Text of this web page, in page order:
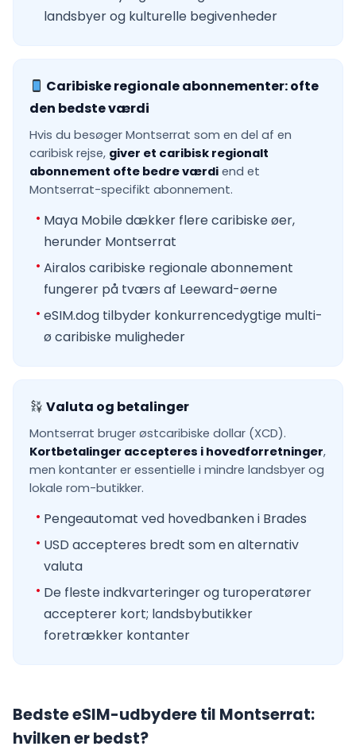
landsbyer og kulturelle begivenheder
Caribiske regionale abonnementer: ofte
den bedste værdi
Hvis du besøger Montserrat som en del af en
caribisk rejse, giver et caribisk regionalt
abonnement ofte bedre værdi end et
Montserrat-specifikt abonnement.
Maya Mobile dækker flere caribiske øer,
herunder Montserrat
Airalos caribiske regionale abonnement
fungerer på tværs af Leeward-øerne
eSIM.dog tilbyder konkurrencedygtige multi-
ø caribiske muligheder
Valuta og betalinger
Montserrat bruger østcaribiske dollar (XCD).
Kortbetalinger accepteres i hovedforretninger,
men kontanter er essentielle i mindre landsbyer og
lokale rom-butikker.
Pengeautomat ved hovedbanken i Brades
USD accepteres bredt som en alternativ
valuta
De fleste indkvarteringer og turoperatører
accepterer kort; landsbybutikker
foretrækker kontanter
Bedste eSIM-udbydere til Montserrat:
hvilken er bedst?